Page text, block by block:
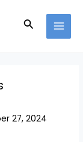
Search
27, 2024